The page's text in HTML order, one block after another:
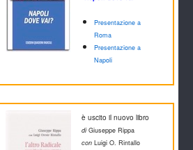
Presentazione a
Roma
Presentazione a
Napoli
è uscito il nuovo libro
diGiuseppe Rippa
con Luigi O. Rintallo